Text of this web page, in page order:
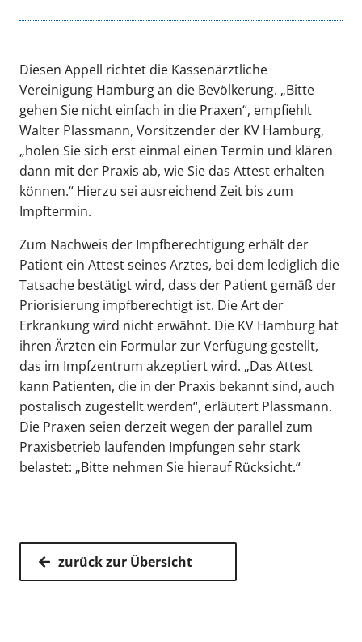
Diesen Appell richtet die Kassenärztliche
Vereinigung Hamburg an die Bevölkerung. „Bitte
gehen Sie nicht einfach in die Praxen“, empfiehlt
Walter Plassmann, Vorsitzender der KV Hamburg,
„holen Sie sich erst einmal einen Termin und klären
dann mit der Praxis ab, wie Sie das Attest erhalten
können.“ Hierzu sei ausreichend Zeit bis zum
Impftermin.
Zum Nachweis der Impfberechtigung erhält der
Patient ein Attest seines Arztes, bei dem lediglich die
Tatsache bestätigt wird, dass der Patient gemäß der
Priorisierung impfberechtigt ist. Die Art der
Erkrankung wird nicht erwähnt. Die KV Hamburg hat
ihren Ärzten ein Formular zur Verfügung gestellt,
das im Impfzentrum akzeptiert wird. „Das Attest
kann Patienten, die in der Praxis bekannt sind, auch
postalisch zugestellt werden“, erläutert Plassmann.
Die Praxen seien derzeit wegen der parallel zum
Praxisbetrieb laufenden Impfungen sehr stark
belastet: „Bitte nehmen Sie hierauf Rücksicht.“
zurück zur Übersicht